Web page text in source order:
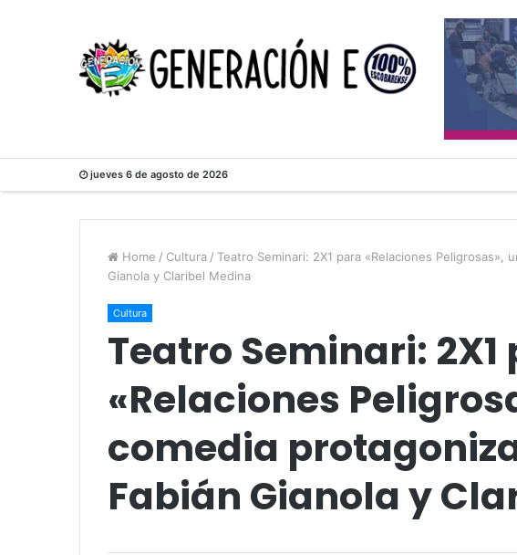
jueves 6 de agosto de 2026
Home / Cultura / Teatro Seminari: 2X1 para «Relaciones Peligrosas»,
Gianola y Claribel Medina
Cultura
Teatro Seminari: 2X1
«Relaciones
comedia
Fabián Gianola y